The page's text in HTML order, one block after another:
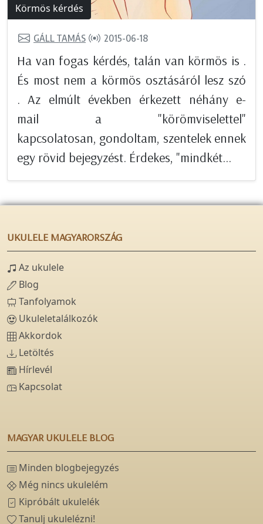
Körmös kérdés
GÁLL TAMÁS 2015-06-18
Ha van fogas kérdés, talán van körmös is .
És most nem a körmös osztásáról lesz szó
. Az elmúlt években érkezett néhány e-
mail a "körömviselettel"
kapcsolatosan, gondoltam, szentelek ennek
egy rövid bejegyzést. Érdekes, "mindkét...
UKULELE MAGYARORSZÁG
Az ukulele
Blog
Tanfolyamok
Ukuleletalálkozók
Akkordok
Letöltés
Hírlevél
Kapcsolat
MAGYAR UKULELE BLOG
Minden blogbejegyzés
Még nincs ukulelém
Kipróbált ukulelék
Tanulj ukulelézni!